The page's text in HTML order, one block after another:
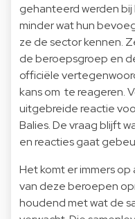
gehanteerd werden
minder wat hun
ze de sector kennen.
de beroepsgroep en
officiële
kans om te reageren.
uitgebreide reactie
Balies. De vraag blijft
en reacties gaat
Het komt er immers
van deze beroepen
houdend met wat de